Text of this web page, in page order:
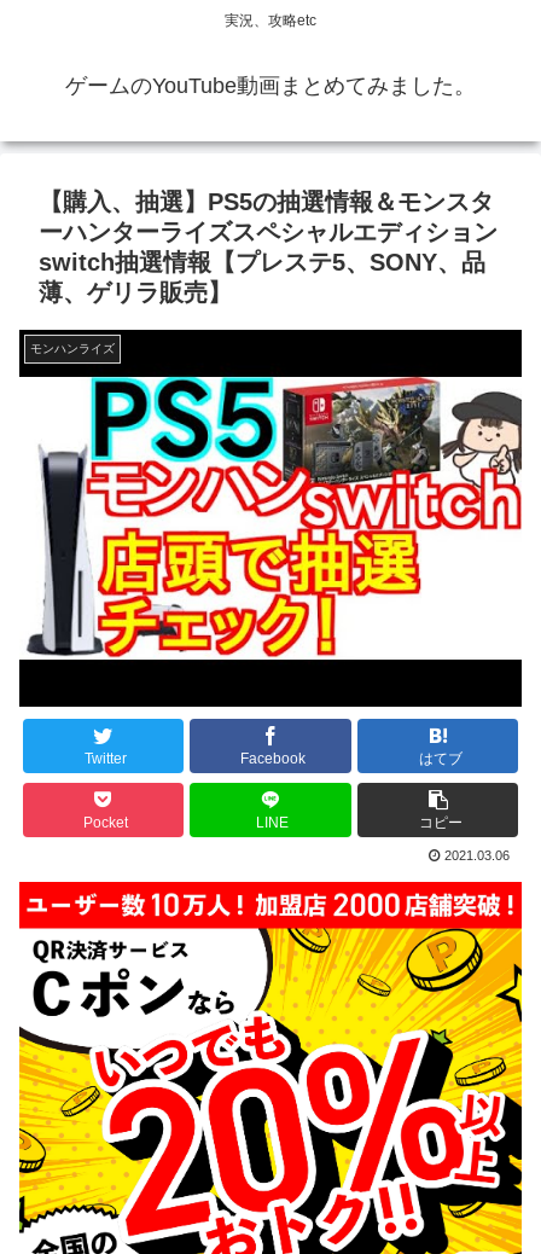
実況、攻略etc
ゲームのYouTube動画まとめてみました。
【購入、抽選】PS5の抽選情報＆モンスタ
ーハンターライズスペシャルエディション
switch抽選情報【プレステ5、SONY、品
薄、ゲリラ販売】
モンハンライズ
Twitter Facebook はてブ
Pocket LINE コピー
2021.03.06